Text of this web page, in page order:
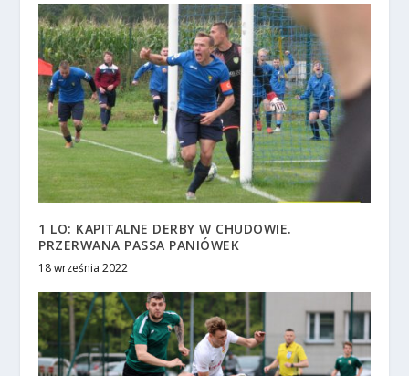
1 LO: KAPITALNE DERBY W CHUDOWIE.
PRZERWANA PASSA PANIÓWEK
18 września 2022